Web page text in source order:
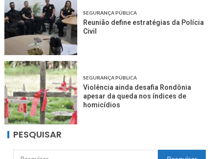
SEGURANÇA PÚBLICA
Reunião define estratégias da Polícia
Civil
SEGURANÇA PÚBLICA
Violência ainda desafia Rondônia
apesar da queda nos índices de
homicídios
PESQUISAR